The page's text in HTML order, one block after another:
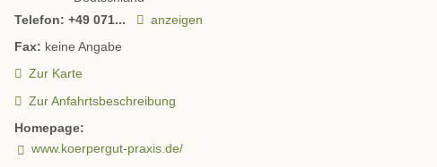
Telefon: +49 071...
anzeigen
Fax: keine Angabe
Zur Karte
Zur Anfahrtsbeschreibung
Homepage:
www.koerpergut-praxis.de/